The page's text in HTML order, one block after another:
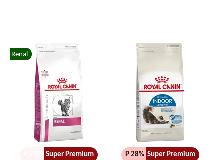
Renal
Super Premium P 28% Super Premium